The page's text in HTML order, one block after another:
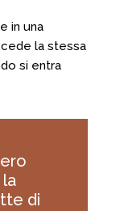
in una
la stessa
si entra
di